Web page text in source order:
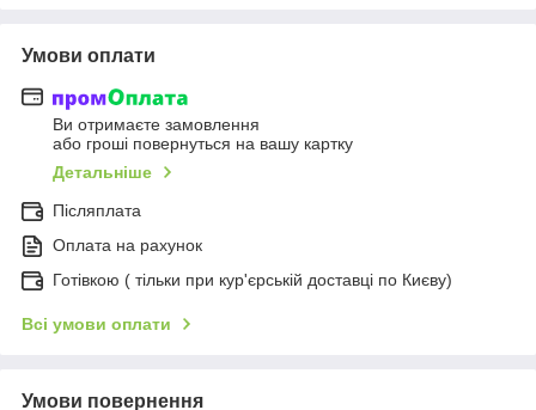
Умови оплати
Ви отримаєте замовлення
або гроші повернуться на вашу картку
Детальніше
Післяплата
Оплата на рахунок
Готівкою ( тільки при кур'єрській доставці по Києву)
Всі умови оплати
Умови повернення